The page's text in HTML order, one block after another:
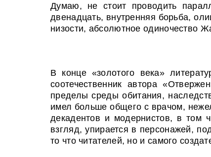
Думаю, не стоит проводить
двенадцать, внутренняя борьба,
низости, абсолютное одиночество
В конце «золотого века»
соотечественник автора
пределы среды обитания,
имел больше общего с врачом,
декадентов и модернистов, в том
взгляд, упирается в персонажей,
то что читателей, но и самого